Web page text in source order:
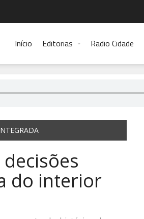
Início Editorias Radio Cidade
do interior